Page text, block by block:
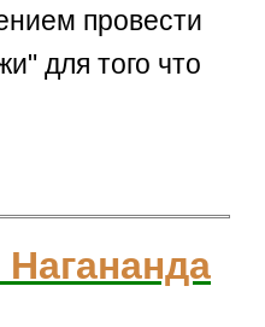
провести
для того что